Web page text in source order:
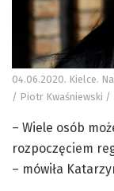
04.06.2020. Kielce.
/ Piotr Kwaśniewski /
– Wiele osób
rozpoczęciem
– mówiła